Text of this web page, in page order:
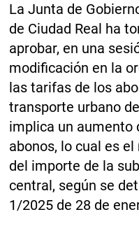
La Junta de
de Ciudad Real ha
aprobar, en una
modificación en la
las tarifas de los
transporte urbano
implica un aumento
abonos, lo cual es
del importe de la
central, según se
1/2025 de 28 de